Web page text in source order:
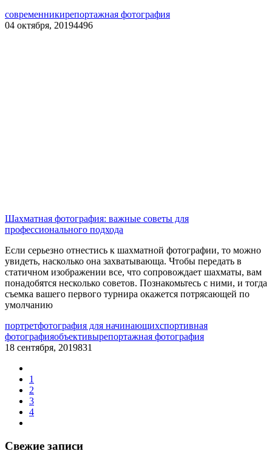
современникирепортажная фотография
04 октября, 20194496
Шахматная фотография: важные советы для
профессионального подхода
Если серьезно отнестись к шахматной фотографии, то можно
увидеть, насколько она захватывающа. Чтобы передать в
статичном изображении все, что сопровождает шахматы, вам
понадобятся несколько советов. Познакомьтесь с ними, и тогда
съемка вашего первого турнира окажется потрясающей по
умолчанию
портретфотография для начинающихспортивная
фотографияобъективырепортажная фотография
18 сентября, 2019831
1
2
3
4
Свежие записи